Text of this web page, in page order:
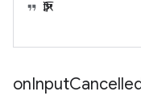
স্ট্রিং
onInput